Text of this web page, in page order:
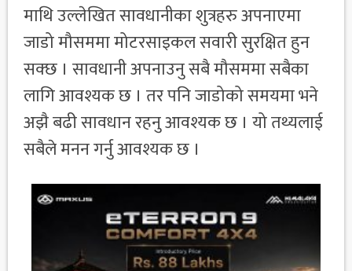
माथि उल्लेखित सावधानीका शुत्रहरु अपनाएमा
जाडो मौसममा मोटरसाइकल सवारी सुरक्षित हुन
सक्छ । सावधानी अपनाउनु सबै मौसममा सबैका
लागि आवश्यक छ । तर पनि जाडोको समयमा भने
अझै बढी सावधान रहनु आवश्यक छ । यो तथ्यलाई
सबैले मनन गर्नु आवश्यक छ ।